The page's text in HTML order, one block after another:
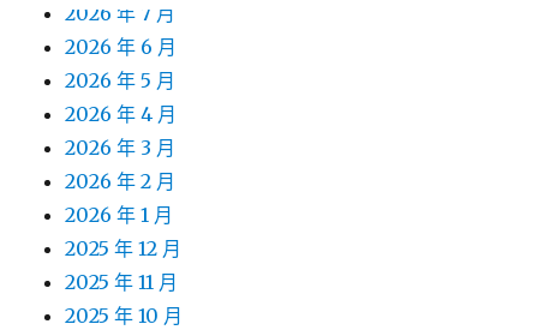
2026 年 7 月
2026 年 6 月
2026 年 5 月
2026 年 4 月
2026 年 3 月
2026 年 2 月
2026 年 1 月
2025 年 12 月
2025 年 11 月
2025 年 10 月